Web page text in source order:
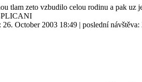
tlam zeto vzbudilo celou rodinu a pak uz
26. October 2003 18:49 | poslední návštěva: